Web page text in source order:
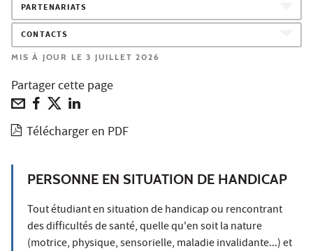
PARTENARIATS
CONTACTS
MIS À JOUR LE 3 JUILLET 2026
Partager cette page
Télécharger en PDF
PERSONNE EN SITUATION DE HANDICAP
Tout étudiant en situation de handicap ou rencontrant
des difficultés de santé, quelle qu'en soit la nature
(motrice, physique, sensorielle, maladie invalidante...) et